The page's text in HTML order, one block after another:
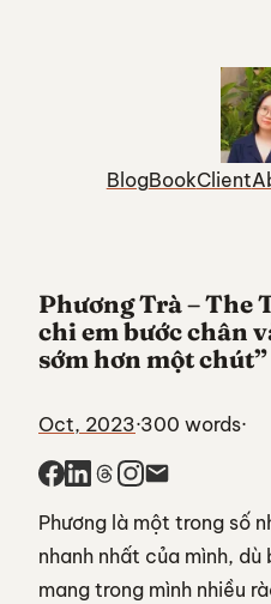
BlogBookClient
Phương Trà – The
chi em bước chân
sớm hơn một chút”
Oct, 2023·300 words·
Phương là một trong số
nhanh nhất của mình, dù
mang trong mình nhiều